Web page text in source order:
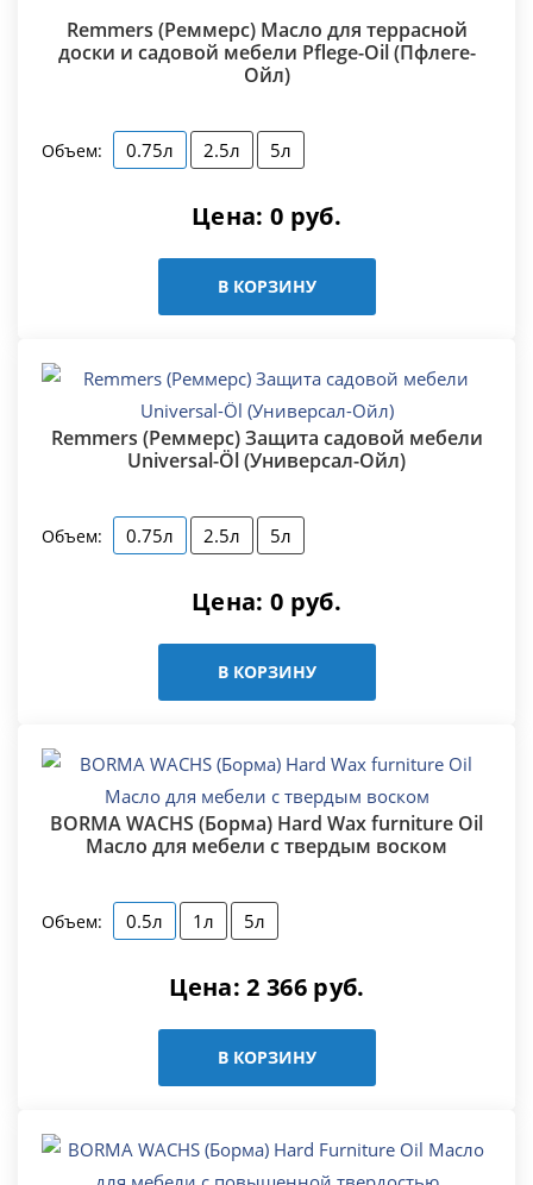
Remmers (Реммерс) Масло для террасной
доски и садовой мебели Pflege-Oil (Пфлеге-
Ойл)
Объем: 0.75л 2.5л 5л
Цена: 0 руб.
В КОРЗИНУ
Remmers (Реммерс) Защита садовой мебели
Universal-Öl (Универсал-Ойл)
Объем: 0.75л 2.5л 5л
Цена: 0 руб.
В КОРЗИНУ
BORMA WACHS (Борма) Hard Wax furniture Oil
Масло для мебели с твердым воском
Объем: 0.5л 1л 5л
Цена:2 366руб.
В КОРЗИНУ